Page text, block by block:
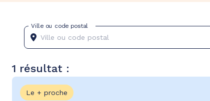
Ville ou code postal
1 résultat :
Le + proche